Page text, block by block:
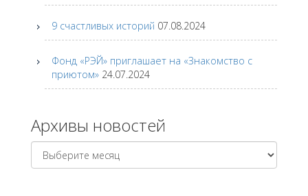
9 счастливых историй 07.08.2024
Фонд «РЭЙ» приглашает на «Знакомство с
приютом» 24.07.2024
Архивы новостей
Архивы
новостей